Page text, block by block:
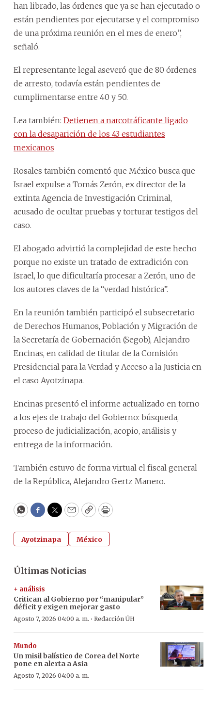
han librado, las órdenes que ya se han ejecutado o
están pendientes por ejecutarse y el compromiso
de una próxima reunión en el mes de enero”,
señaló.
El representante legal aseveró que de 80 órdenes
de arresto, todavía están pendientes de
cumplimentarse entre 40 y 50.
Lea también: Detienen a narcotráficante ligado
con la desaparición de los 43 estudiantes
mexicanos
Rosales también comentó que México busca que
Israel expulse a Tomás Zerón, ex director de la
extinta Agencia de Investigación Criminal,
acusado de ocultar pruebas y torturar testigos del
caso.
El abogado advirtió la complejidad de este hecho
porque no existe un tratado de extradición con
Israel, lo que dificultaría procesar a Zerón, uno de
los autores claves de la “verdad histórica”.
En la reunión también participó el subsecretario
de Derechos Humanos, Población y Migración de
la Secretaría de Gobernación (Segob), Alejandro
Encinas, en calidad de titular de la Comisión
Presidencial para la Verdad y Acceso a la Justicia en
el caso Ayotzinapa.
Encinas presentó el informe actualizado en torno
a los ejes de trabajo del Gobierno: búsqueda,
proceso de judicialización, acopio, análisis y
entrega de la información.
También estuvo de forma virtual el fiscal general
de la República, Alejandro Gertz Manero.
WhatsApp
Facebook
Twitter
EmailCopyPrint
Ayotzinapa México
Últimas Noticias
+ análisis
Critican al Gobierno por “manipular”
déficit y exigen mejorar gasto
Agosto 7, 2026 04:00 a. m. · Redacción ÚH
Mundo
Un misil balístico de Corea del Norte
pone en alerta a Asia
Agosto 7, 2026 04:00 a. m.